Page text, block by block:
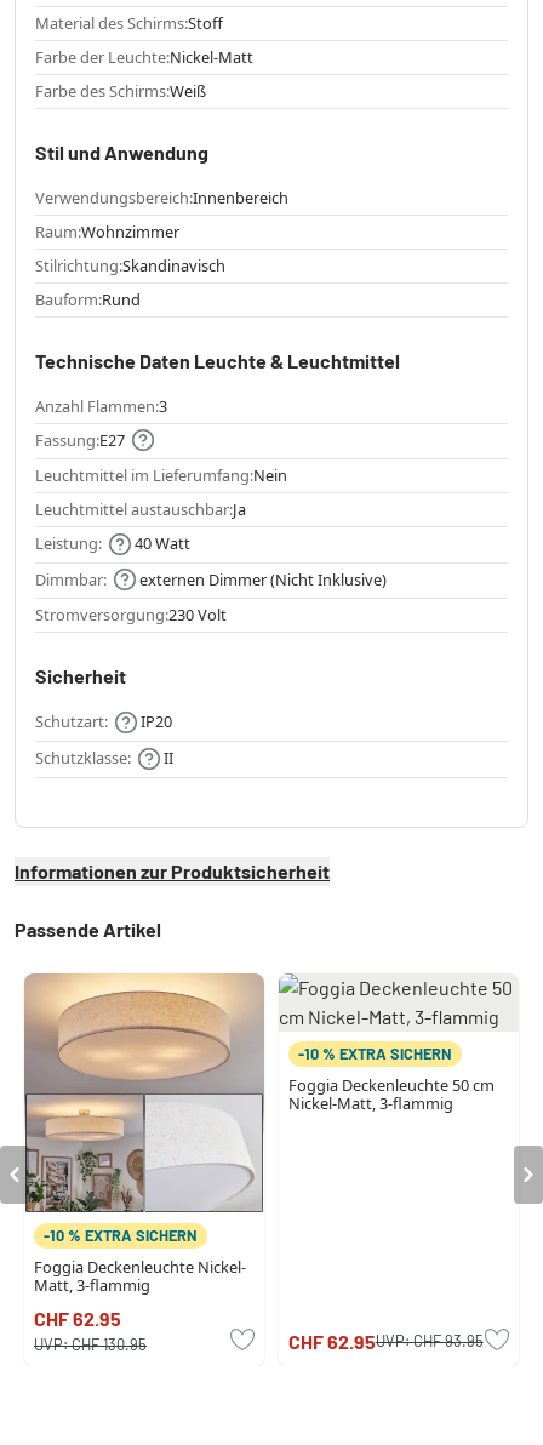
Material des Schirms:Stoff
Farbe der Leuchte:Nickel-Matt
Farbe des Schirms:Weiß
Stil und Anwendung
Verwendungsbereich:Innenbereich
Raum:Wohnzimmer
Stilrichtung:Skandinavisch
Bauform:Rund
Technische Daten Leuchte & Leuchtmittel
Anzahl Flammen:3
Fassung:E27
Leuchtmittel im Lieferumfang:Nein
Leuchtmittel austauschbar:Ja
Leistung:
40 Watt
Dimmbar:
externen Dimmer (Nicht Inklusive)
Stromversorgung:230 Volt
Sicherheit
Schutzart:
IP20
Schutzklasse:
II
Informationen zur Produktsicherheit
Passende Artikel
-10 % EXTRA SICHERN
Foggia Deckenleuchte Nickel-
Matt, 3-flammig
CHF 62.95
UVP:CHF 130.95
-10 % EXTRA SICHERN
Foggia Deckenleuchte 50 cm
Nickel-Matt, 3-flammig
CHF 62.95UVP:CHF 93.95